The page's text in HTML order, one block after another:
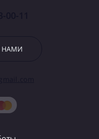
НАМИ